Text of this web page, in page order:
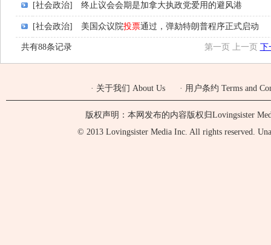
[社会政治] 终止议会会期是加拿大执政党爱用的避风港
[社会政治] 美国众议院投票通过，弹劾特朗普程序正式启动
共有88条记录 第一页 上一页 下
· 关于我们 About Us · 用户条约 Terms and
版权声明：本网发布的内容版权归Lovingsister
© 2013 Lovingsister Media Inc. All rights reserved.